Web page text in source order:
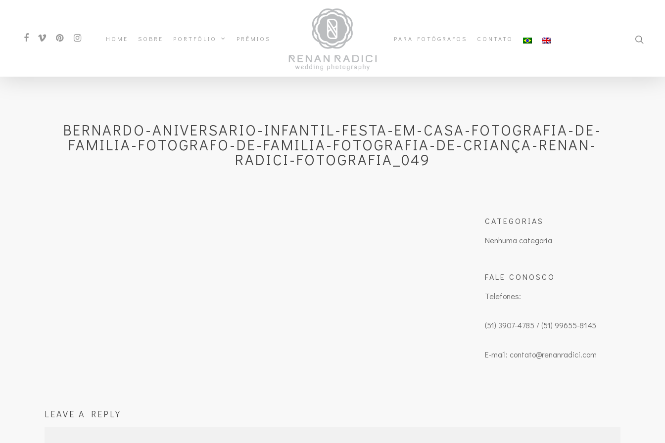
HOME SOBRE PORTFÓLIO PRÊMIOS PARA FOTÓGRAFOS CONTATO
BERNARDO-ANIVERSARIO-INFANTIL-FESTA-EM-CASA-FOTOGRAFIA-DE-
FAMILIA-FOTOGRAFO-DE-FAMILIA-FOTOGRAFIA-DE-CRIANÇA-RENAN-
RADICI-FOTOGRAFIA_049
CATEGORIAS
Nenhuma categoria
FALE CONOSCO
Telefones:
(51) 3907-4785 / (51) 99655-8145
E-mail: contato@renanradici.com
LEAVE A REPLY